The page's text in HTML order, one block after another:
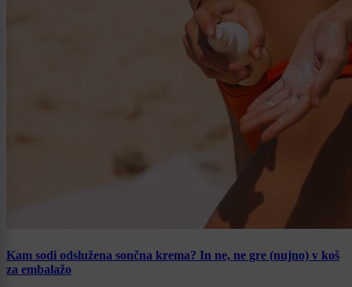
Kam sodi odslužena sončna krema? In ne, ne gre (nujno) v koš
za embalažo